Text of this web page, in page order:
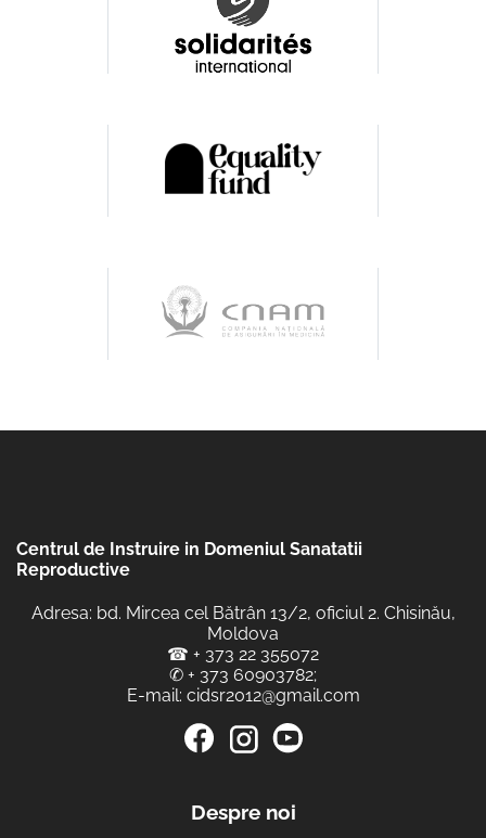
Centrul de Instruire in Domeniul Sanatatii
Reproductive
Adresa: bd. Mircea cel Bătrân 13/2, oficiul 2. Chisinău,
Moldova
☎ + 373 22 355072
✆ + 373 60903782;
E-mail: cidsr2012@gmail.com
Despre noi